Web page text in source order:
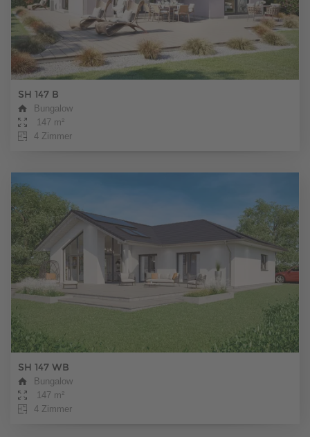
SH 147 B
Bungalow
147 m²
4 Zimmer
SH 147 WB
Bungalow
147 m²
4 Zimmer